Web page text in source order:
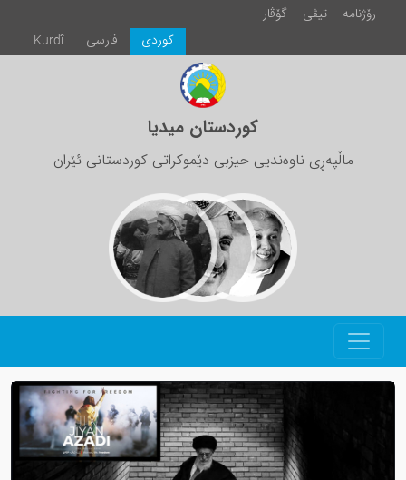
رۆژنامە تیڤی
گۆڤار
Kurdî
فارسی كوردی
کوردستان میدیا
ماڵپەڕی ناوەندیی حیزبی دێموکراتی کوردستانی ئێران